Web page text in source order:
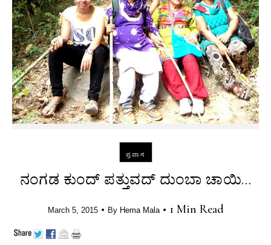
ಪ್ರವಾಸ
ನಂಗಡ ಕುಂದ್ ಪತ್ತುವದ್ ದುಂಬಾ ಚಾಯಿ…
March 5, 2015 • By Hema Mala • 1 Min Read